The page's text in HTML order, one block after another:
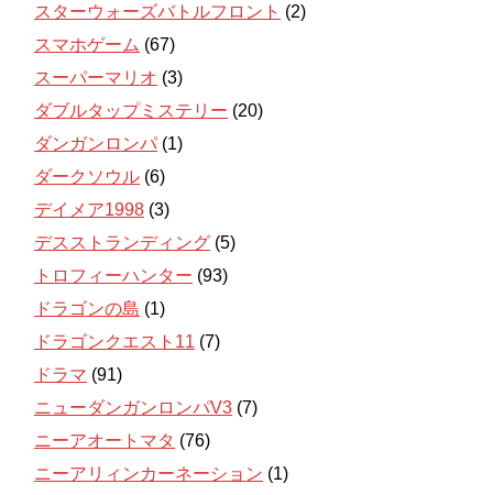
スターウォーズバトルフロント (2)
スマホゲーム (67)
スーパーマリオ (3)
ダブルタップミステリー (20)
ダンガンロンパ (1)
ダークソウル (6)
デイメア1998 (3)
デスストランディング (5)
トロフィーハンター (93)
ドラゴンの島 (1)
ドラゴンクエスト11 (7)
ドラマ (91)
ニューダンガンロンパV3 (7)
ニーアオートマタ (76)
ニーアリィンカーネーション (1)